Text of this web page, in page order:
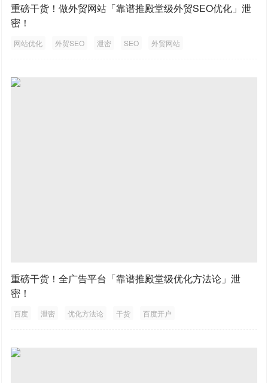
重磅干货！做外贸网站「靠谱推殿堂级外贸SEO优化」泄
密！
网站优化 外贸SEO 泄密 SEO 外贸网站
重磅干货！全广告平台「靠谱推殿堂级优化方法论」泄
密！
百度 泄密 优化方法论 干货 百度开户